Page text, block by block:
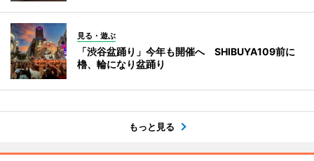
見る・遊ぶ
「渋谷盆踊り」今年も開催へ SHIBUYA109前に
櫓、輪になり盆踊り
もっと見る